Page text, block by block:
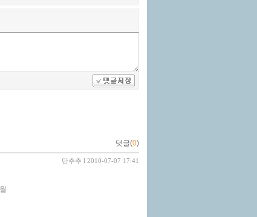
댓글(0)
단추추 l 2010-07-07 17:41